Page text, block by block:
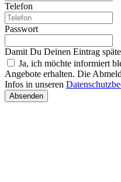
Telefon
Passwort
Damit Du Deinen Eintrag
Ja, ich möchte informiert
Angebote erhalten. Die
Infos in unseren
Absenden